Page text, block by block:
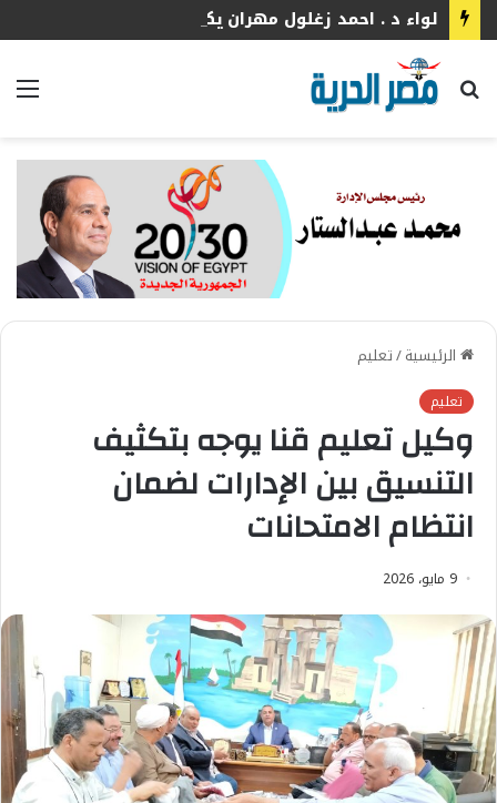
بحث
الرئيسية/تعليم
تعليم
وكيل تعليم قنا يوجه بتكثيف
التنسيق بين الإدارات لضمان
انتظام الامتحانات
9 مايو، 2026